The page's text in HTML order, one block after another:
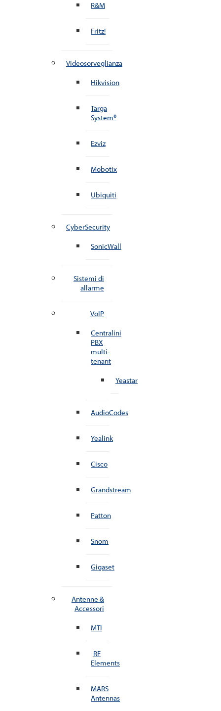
R&M
Fritz!
Videosorveglianza
Hikvision
Targa
System®
Ezviz
Mobotix
Ubiquiti
CyberSecurity
SonicWall
Sistemi di
allarme
VoIP
Centralini
PBX
multi-
tenant
Yeastar
AudioCodes
Yealink
Cisco
Grandstream
Patton
Snom
Gigaset
Antenne &
Accessori
MTI
RF
Elements
MARS
Antennas